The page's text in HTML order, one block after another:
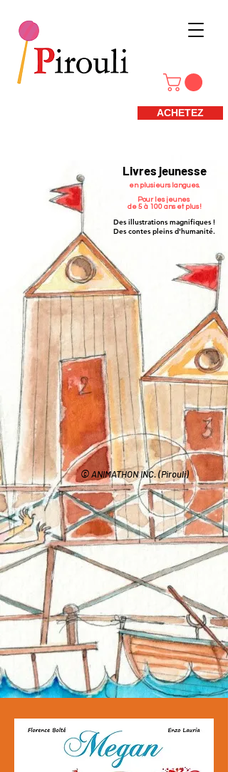
ACHETEZ
Livres jeunesse
en plusieurs langues.
Pour les jeunes
de 5 à 100 ans et plus !
Des illustrations magnifiques !
Des contes pleins d'humanité.
©ANIMATHON INC. (Pirouli)